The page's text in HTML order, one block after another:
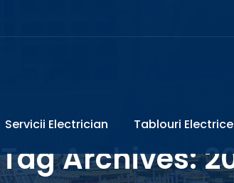
Servicii Electrician Tablouri Electrice
Tag Archives: